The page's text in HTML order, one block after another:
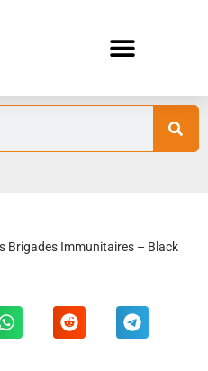
Brigades Immunitaires – Black